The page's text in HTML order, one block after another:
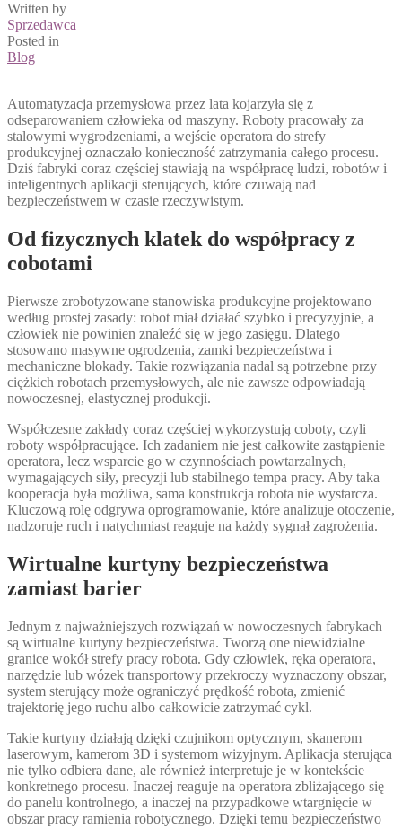
Written by
Sprzedawca
Posted in
Blog
Automatyzacja przemysłowa przez lata kojarzyła się z
odseparowaniem człowieka od maszyny. Roboty pracowały za
stalowymi wygrodzeniami, a wejście operatora do strefy
produkcyjnej oznaczało konieczność zatrzymania całego procesu.
Dziś fabryki coraz częściej stawiają na współpracę ludzi, robotów i
inteligentnych aplikacji sterujących, które czuwają nad
bezpieczeństwem w czasie rzeczywistym.
Od fizycznych klatek do współpracy z
cobotami
Pierwsze zrobotyzowane stanowiska produkcyjne projektowano
według prostej zasady: robot miał działać szybko i precyzyjnie, a
człowiek nie powinien znaleźć się w jego zasięgu. Dlatego
stosowano masywne ogrodzenia, zamki bezpieczeństwa i
mechaniczne blokady. Takie rozwiązania nadal są potrzebne przy
ciężkich robotach przemysłowych, ale nie zawsze odpowiadają
nowoczesnej, elastycznej produkcji.
Współczesne zakłady coraz częściej wykorzystują coboty, czyli
roboty współpracujące. Ich zadaniem nie jest całkowite zastąpienie
operatora, lecz wsparcie go w czynnościach powtarzalnych,
wymagających siły, precyzji lub stabilnego tempa pracy. Aby taka
kooperacja była możliwa, sama konstrukcja robota nie wystarcza.
Kluczową rolę odgrywa oprogramowanie, które analizuje otoczenie,
nadzoruje ruch i natychmiast reaguje na każdy sygnał zagrożenia.
Wirtualne kurtyny bezpieczeństwa
zamiast barier
Jednym z najważniejszych rozwiązań w nowoczesnych fabrykach
są wirtualne kurtyny bezpieczeństwa. Tworzą one niewidzialne
granice wokół strefy pracy robota. Gdy człowiek, ręka operatora,
narzędzie lub wózek transportowy przekroczy wyznaczony obszar,
system sterujący może ograniczyć prędkość robota, zmienić
trajektorię jego ruchu albo całkowicie zatrzymać cykl.
Takie kurtyny działają dzięki czujnikom optycznym, skanerom
laserowym, kamerom 3D i systemom wizyjnym. Aplikacja sterująca
nie tylko odbiera dane, ale również interpretuje je w kontekście
konkretnego procesu. Inaczej reaguje na operatora zbliżającego się
do panelu kontrolnego, a inaczej na przypadkowe wtargnięcie w
obszar pracy ramienia robotycznego. Dzięki temu bezpieczeństwo